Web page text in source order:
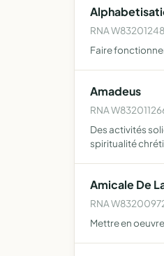
RNA
Faire
Amadeus
RNA
Des activités
spiritualité
Amicale De
RNA
Mettre en